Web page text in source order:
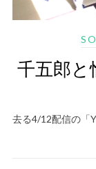
千五郎
去る4/12配信の「